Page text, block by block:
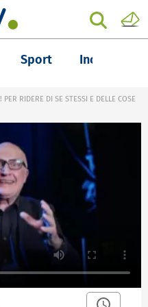
Sport Inchieste
PER RIDERE DI SE STESSI E DELLE COSE